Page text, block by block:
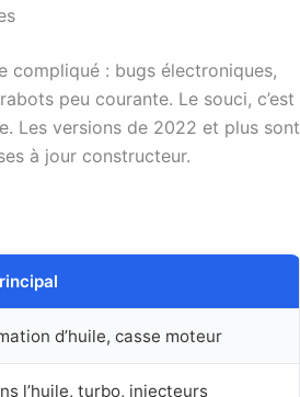
compliqué : bugs électroniques,
peu courante. Le souci, c’est
Les versions de 2022 et plus sont
à jour constructeur.
d’huile, casse moteur
l’huile, turbo, injecteurs